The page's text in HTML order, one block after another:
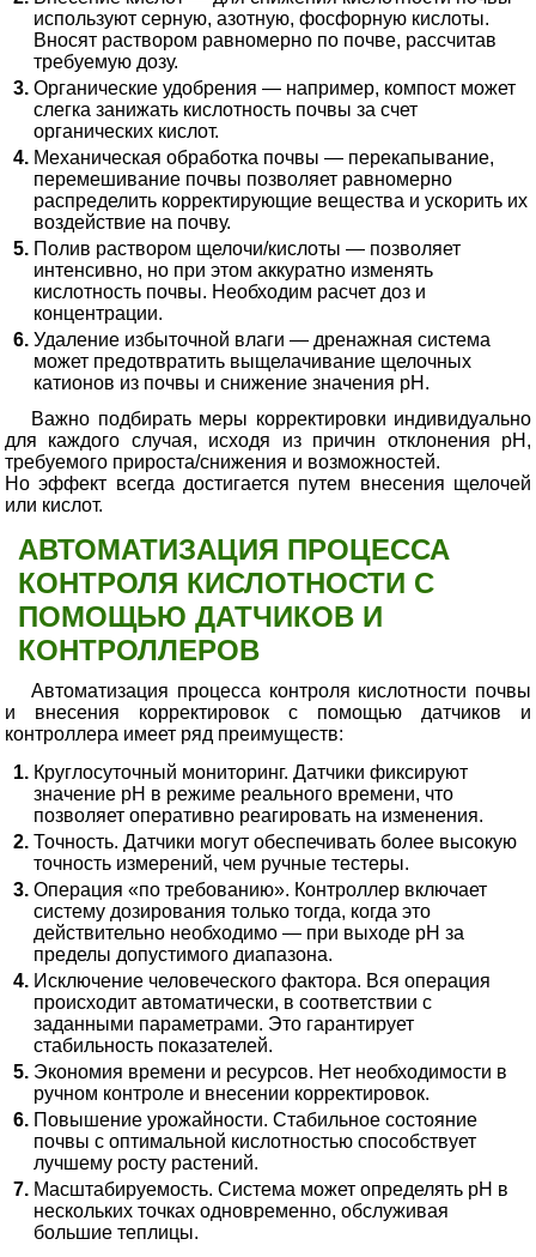
используют серную, азотную, фосфорную кислоты.
Вносят раствором равномерно по почве, рассчитав
требуемую дозу.
Органические удобрения — например, компост может
слегка занижать кислотность почвы за счет
органических кислот.
Механическая обработка почвы — перекапывание,
перемешивание почвы позволяет равномерно
распределить корректирующие вещества и ускорить их
воздействие на почву.
Полив раствором щелочи/кислоты — позволяет
интенсивно, но при этом аккуратно изменять
кислотность почвы. Необходим расчет доз и
концентрации.
Удаление избыточной влаги — дренажная система
может предотвратить выщелачивание щелочных
катионов из почвы и снижение значения pH.
Важно подбирать меры корректировки индивидуально
для каждого случая, исходя из причин отклонения pH,
требуемого прироста/снижения и возможностей.
Но эффект всегда достигается путем внесения щелочей
или кислот.
АВТОМАТИЗАЦИЯ ПРОЦЕССА
КОНТРОЛЯ КИСЛОТНОСТИ С
ПОМОЩЬЮ ДАТЧИКОВ И
КОНТРОЛЛЕРОВ
Автоматизация процесса контроля кислотности почвы
и внесения корректировок с помощью датчиков и
контроллера имеет ряд преимуществ:
Круглосуточный мониторинг. Датчики фиксируют
значение pH в режиме реального времени, что
позволяет оперативно реагировать на изменения.
Точность. Датчики могут обеспечивать более высокую
точность измерений, чем ручные тестеры.
Операция «по требованию». Контроллер включает
систему дозирования только тогда, когда это
действительно необходимо — при выходе pH за
пределы допустимого диапазона.
Исключение человеческого фактора. Вся операция
происходит автоматически, в соответствии с
заданными параметрами. Это гарантирует
стабильность показателей.
Экономия времени и ресурсов. Нет необходимости в
ручном контроле и внесении корректировок.
Повышение урожайности. Стабильное состояние
почвы с оптимальной кислотностью способствует
лучшему росту растений.
Масштабируемость. Система может определять pH в
нескольких точках одновременно, обслуживая
большие теплицы.